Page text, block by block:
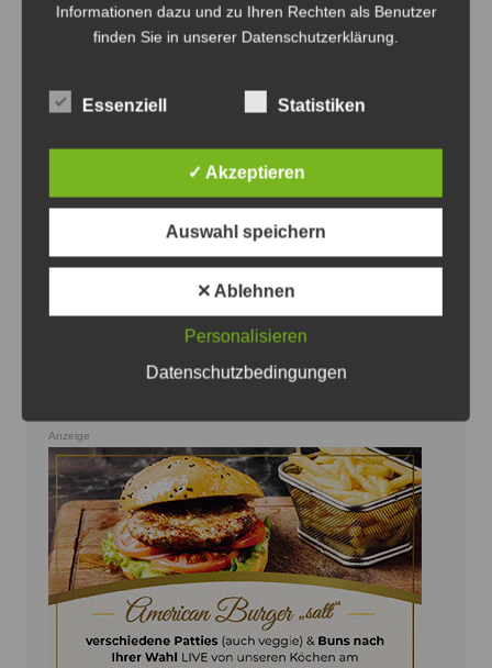
Das neue Recken-Auswärtstrikot erinnert an die Heide -
Recken präsentieren neues
Auswärtstrikot in der Lüneburger Heide
0
Anzeige
Informationen dazu und zu Ihren Rechten als Benutzer
finden Sie in unserer Datenschutzerklärung.
Essenziell Statistiken
✓ Akzeptieren
Auswahl speichern
✕ Ablehnen
Personalisieren
Datenschutzbedingungen